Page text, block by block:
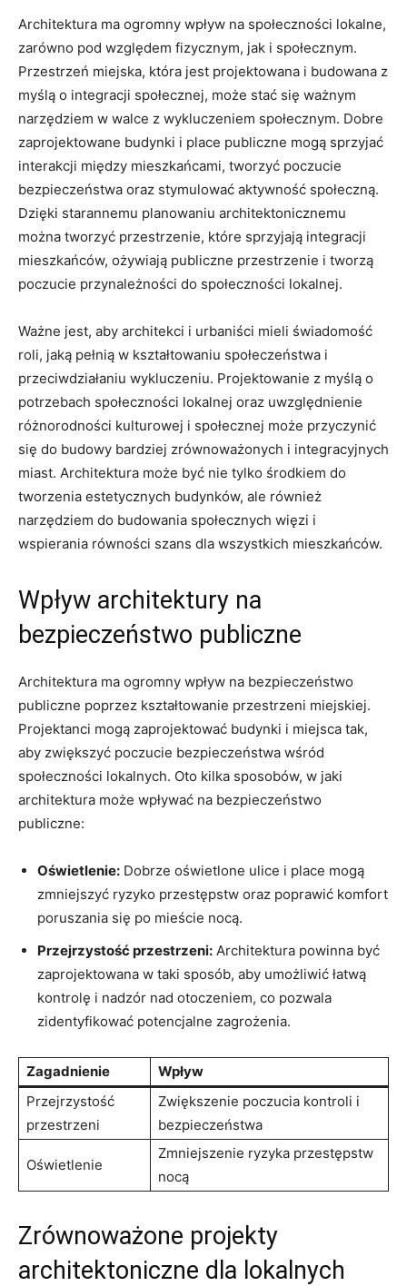
Architektura ⁤ma⁤ ogromny wpływ na społeczności lokalne,‍
zarówno pod względem fizycznym, jak i społecznym.⁣
Przestrzeń miejska, która jest projektowana i budowana z⁤
myślą ​o integracji społecznej, może stać się ważnym
narzędziem‌ w walce z wykluczeniem społecznym. Dobre
zaprojektowane budynki i place publiczne mogą sprzyjać
interakcji między ‍mieszkańcami, ​tworzyć poczucie
bezpieczeństwa oraz stymulować ⁣aktywność społeczną.
Dzięki starannemu planowaniu ⁣architektonicznemu
można ‍tworzyć ​przestrzenie, które sprzyjają integracji
mieszkańców, ożywiają publiczne przestrzenie i tworzą⁢
poczucie przynależności do społeczności lokalnej.
Ważne jest, aby architekci i urbaniści mieli świadomość
roli, jaką pełnią w kształtowaniu‌ społeczeństwa i​
przeciwdziałaniu wykluczeniu. Projektowanie z myślą ⁢o
potrzebach społeczności lokalnej oraz uwzględnienie
różnorodności kulturowej i społecznej może ‍przyczynić‌
się do budowy⁤ bardziej ⁤zrównoważonych​ i integracyjnych
miast. Architektura ⁣może⁤ być nie tylko środkiem do⁢
tworzenia estetycznych budynków, ale również
narzędziem do budowania społecznych więzi i
wspierania ‍równości szans dla wszystkich mieszkańców.
Wpływ architektury na⁢
bezpieczeństwo ⁤publiczne
Architektura ma ‍ogromny wpływ‍ na⁣ bezpieczeństwo​
publiczne poprzez kształtowanie ⁤przestrzeni ‍miejskiej.
Projektanci mogą zaprojektować budynki i miejsca tak,‌
aby zwiększyć⁢ poczucie bezpieczeństwa wśród
społeczności lokalnych. Oto kilka sposobów,‍ w ⁢jaki
architektura‌ może‌ wpływać na bezpieczeństwo
‍publiczne:
Oświetlenie: Dobrze oświetlone ulice i place mogą‌
zmniejszyć​ ryzyko‍ przestępstw oraz poprawić​ komfort
poruszania się po mieście nocą.
Przejrzystość przestrzeni: Architektura powinna być
zaprojektowana‍ w taki sposób, aby umożliwić łatwą
kontrolę i nadzór⁢ nad‌ otoczeniem, co⁤ pozwala
zidentyfikować potencjalne zagrożenia.
Zagadnienie
Wpływ
Przejrzystość
przestrzeni
Zwiększenie poczucia kontroli⁤ i
bezpieczeństwa
Oświetlenie
Zmniejszenie⁢ ryzyka przestępstw
nocą
Zrównoważone‍ projekty
‌architektoniczne ​dla lokalnych ​